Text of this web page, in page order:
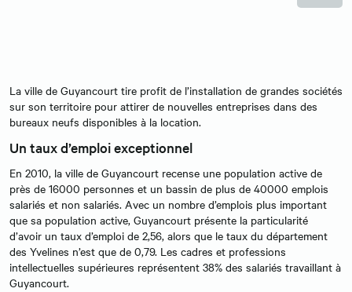
La ville de Guyancourt tire profit de l’installation de grandes sociétés
sur son territoire pour attirer de nouvelles entreprises dans des
bureaux neufs disponibles à la location.
Un taux d’emploi exceptionnel
En 2010, la ville de Guyancourt recense une population active de
près de 16000 personnes et un bassin de plus de 40000 emplois
salariés et non salariés. Avec un nombre d’emplois plus important
que sa population active, Guyancourt présente la particularité
d’avoir un taux d’emploi de 2,56, alors que le taux du département
des Yvelines n’est que de 0,79. Les cadres et professions
intellectuelles supérieures représentent 38% des salariés travaillant à
Guyancourt.